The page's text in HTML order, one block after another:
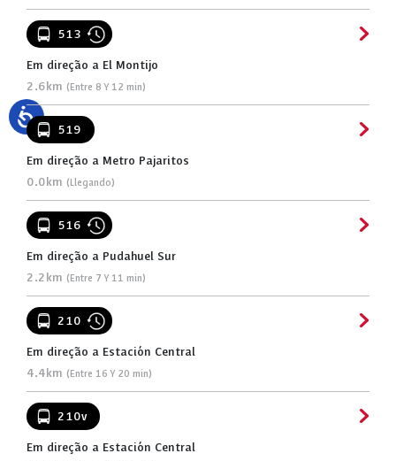
513
Em direção a El Montijo
2.6km (Entre 8 Y 12 min)
519
Em direção a Metro Pajaritos
0.0km (Llegando)
516
Em direção a Pudahuel Sur
2.2km (Entre 7 Y 11 min)
210
Em direção a Estación Central
4.4km (Entre 16 Y 20 min)
210v
Em direção a Estación Central